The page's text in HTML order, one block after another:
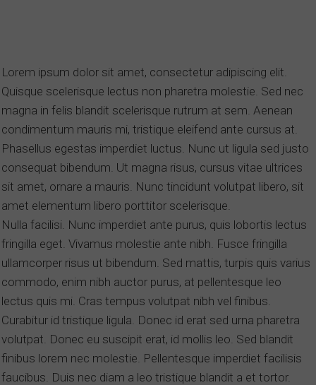
Lorem ipsum dolor sit amet, consectetur adipiscing elit.
Quisque scelerisque lectus non pharetra molestie. Sed nec
magna in felis blandit scelerisque rutrum at sem. Aenean
condimentum mauris mi, tristique eleifend ante cursus at.
Phasellus egestas imperdiet luctus. Nunc ut ligula sed justo
consequat bibendum. Ut magna risus, cursus vitae ultrices
sit amet, ornare a mauris. Nunc tincidunt volutpat libero, sit
amet elementum libero porttitor scelerisque.
Nulla facilisi. Nunc imperdiet ante purus, quis lobortis lectus
fringilla eget. Vivamus molestie ante nibh. Fusce fringilla
ullamcorper risus ut bibendum. Sed mattis, turpis quis varius
commodo, enim nibh auctor purus, at pellentesque leo
lectus quis mi. Cras tempus volutpat nibh vel finibus.
Curabitur id tristique ligula. Donec id erat sed urna pharetra
volutpat. Donec eu suscipit erat, id mollis leo. Sed blandit
finibus lorem nec molestie. Pellentesque imperdiet facilisis
faucibus. Duis nec diam a leo tristique blandit a et tortor.